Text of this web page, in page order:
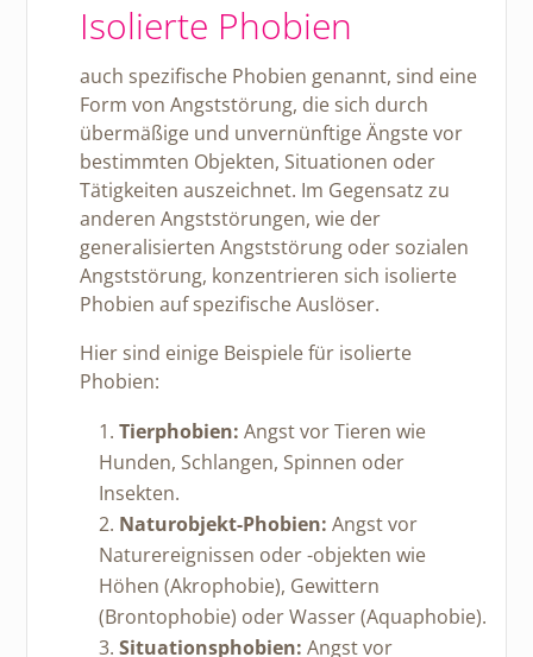
Isolierte Phobien
auch spezifische Phobien genannt, sind eine
Form von Angststörung, die sich durch
übermäßige und unvernünftige Ängste vor
bestimmten Objekten, Situationen oder
Tätigkeiten auszeichnet. Im Gegensatz zu
anderen Angststörungen, wie der
generalisierten Angststörung oder sozialen
Angststörung, konzentrieren sich isolierte
Phobien auf spezifische Auslöser.
Hier sind einige Beispiele für isolierte
Phobien:
Tierphobien: Angst vor Tieren wie
Hunden, Schlangen, Spinnen oder
Insekten.
Naturobjekt-Phobien: Angst vor
Naturereignissen oder -objekten wie
Höhen (Akrophobie), Gewittern
(Brontophobie) oder Wasser (Aquaphobie).
Situationsphobien: Angst vor